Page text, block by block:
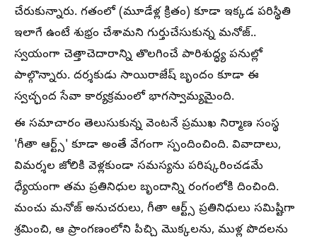
చేరుకున్నారు. గతంలో (మూడేళ్ల క్రితం) కూడా ఇక్కడ పరిస్థితి
ఇలాగే ఉంటే శుభ్రం చేశామని గుర్తుచేసుకున్న మనోజ్..
స్వయంగా చెత్తాచెదారాన్ని తొలగించే పారిశుద్ధ్య పనుల్లో
పాల్గొన్నారు. దర్శకుడు సాయిరాజేష్ బృందం కూడా ఈ
స్వచ్ఛంద సేవా కార్యక్రమంలో భాగస్వామ్యమైంది.
ఈ సమాచారం తెలుసుకున్న వెంటనే ప్రముఖ నిర్మాణ సంస్థ
'గీతా ఆర్ట్స్' కూడా అంతే వేగంగా స్పందించింది. వివాదాలు,
విమర్శల జోలికి వెళ్లకుండా సమస్యను పరిష్కరించడమే
ధ్యేయంగా తమ ప్రతినిధుల బృందాన్ని రంగంలోకి దించింది.
మంచు మనోజ్ అనుచరులు, గీతా ఆర్ట్స్ ప్రతినిధులు సమిష్టిగా
శ్రమించి, ఆ ప్రాంగణంలోని పిచ్చి మొక్కలను, ముళ్ల పొదలను